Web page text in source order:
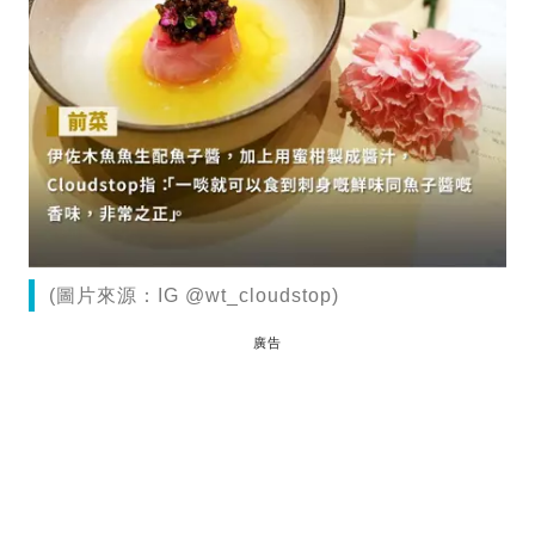
(圖片來源：IG @wt_cloudstop)
廣告